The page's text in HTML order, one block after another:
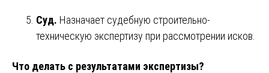
Суд. Назначает судебную строительно-
техническую экспертизу при рассмотрении исков.
Что делать с результатами экспертизы?